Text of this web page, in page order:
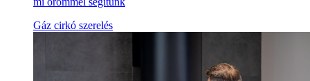
Gáz cirkó szerelés